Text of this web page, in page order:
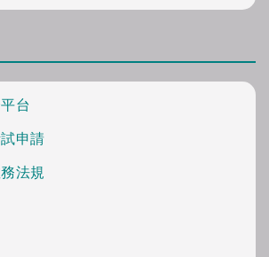
台
申請
法規